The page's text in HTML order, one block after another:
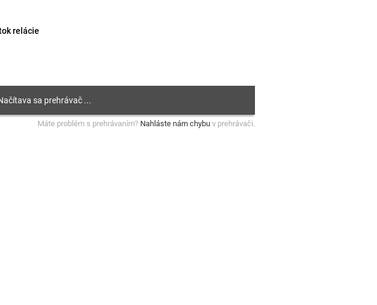
relácie
Máte problém s prehrávaním? Nahláste nám chybu v prehrávači.